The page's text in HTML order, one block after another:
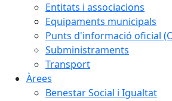
Entitats i associacions
Equipaments municipals
Punts d'informació oficial
Subministraments
Transport
Àrees
Benestar Social i Igualtat